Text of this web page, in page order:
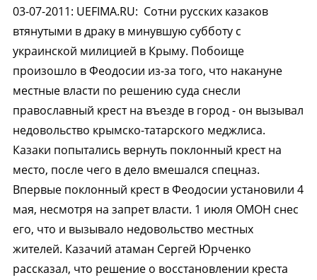
03-07-2011: UEFIMA.RU: Сотни русских казаков
втянутыми в драку в минувшую субботу с
украинской милицией в Крыму. Побоище
произошло в Феодосии из-за того, что накануне
местные власти по решению суда снесли
православный крест на въезде в город - он вызывал
недовольство крымско-татарского меджлиса.
Казаки попытались вернуть поклонный крест на
место, после чего в дело вмешался спецназ.
Впервые поклонный крест в Феодосии установили 4
мая, несмотря на запрет власти. 1 июля ОМОН снес
его, что и вызывало недовольство местных
жителей. Казачий атаман Сергей Юрченко
рассказал, что решение о восстановлении креста